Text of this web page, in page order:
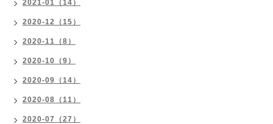
2021-01（14）
2020-12（15）
2020-11（8）
2020-10（9）
2020-09（14）
2020-08（11）
2020-07（27）